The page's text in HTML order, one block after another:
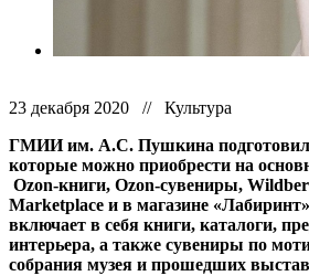
23 декабря 2020 // Культура
ГМИИ им. А.С. Пушкина подготовил
которые можно приобрести на
Ozon-книги, Ozon-сувениры,
Marketplace и в магазине
включает в себя книги, каталоги,
интерьера, а также сувениры по
собрания музея и прошедших